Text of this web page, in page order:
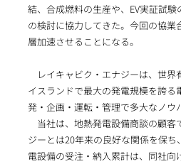
結、合成燃料の生産や、EV実証試
の検討に協力してきた。今回の協業
層加速させることになる。
レイキャビク・エナジーは、世界
イスランドで最大の発電規模を誇る
発・企画・運転・管理で多大なノウ
当社は、地熱発電設備商談の顧客
ジーとは20年来の良好な関係を保
電設備の受注・納入累計は、同社向